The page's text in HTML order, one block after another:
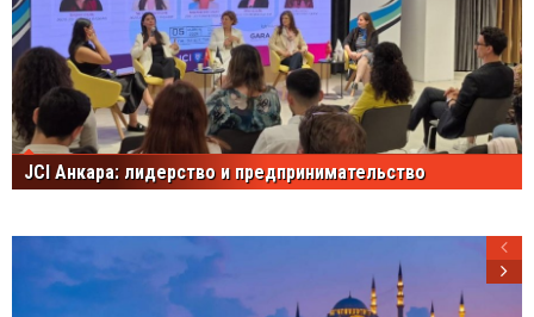
JCI Анкара: лидерство и предпринимательство